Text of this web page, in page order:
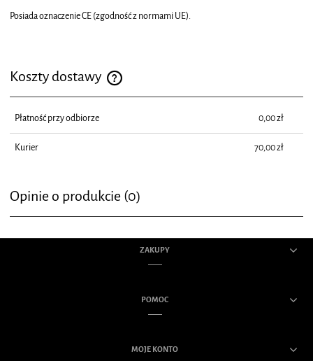
Posiada oznaczenie CE (zgodność z normami UE).
Koszty dostawy
Cena nie zawiera ewentualnych kosztów płatności
Płatność przy odbiorze 0,00 zł
Kurier 70,00 zł
Opinie o produkcie (0)
ZAKUPY
POMOC
MOJE KONTO